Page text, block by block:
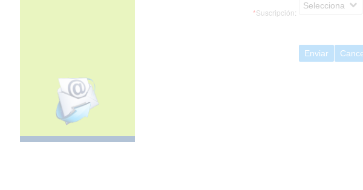
*Suscripción:
Selecciona
Enviar